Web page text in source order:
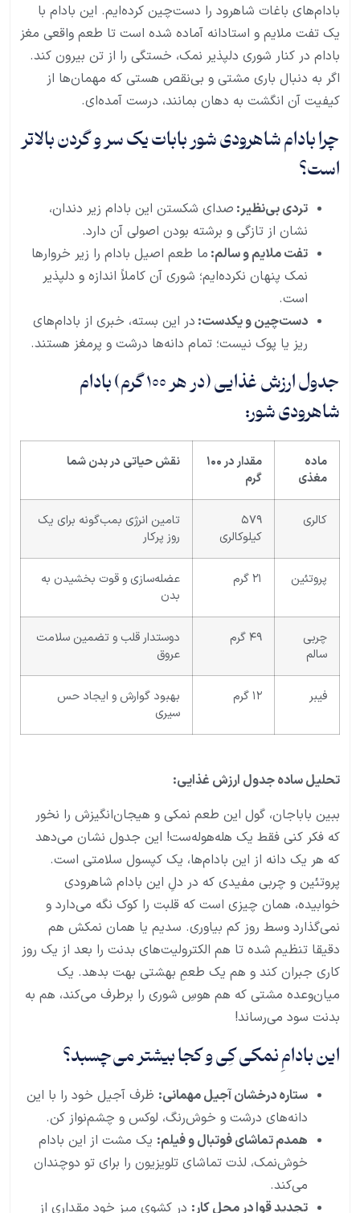
بادام‌های باغات شاهرود را دست‌چین کرده‌ایم. این بادام با
یک تفت ملایم و استادانه آماده شده است تا طعم واقعی مغز
بادام در کنار شوری دلپذیر نمک، خستگی را از تن بیرون کند.
اگر به دنبال باری مشتی و بی‌نقص هستی که مهمان‌ها از
کیفیت آن انگشت به دهان بمانند، درست آمده‌ای.
چرا بادام شاهرودی شور بابات یک سر و گردن بالاتر
است؟
تردی بی‌نظیر: صدای شکستن این بادام زیر دندان،
نشان از تازگی و برشته بودن اصولی آن دارد.
تفت ملایم و سالم: ما طعم اصیل بادام را زیر خروارها
نمک پنهان نکرده‌ایم؛ شوری آن کاملاً اندازه و دلپذیر
است.
دست‌چین و یکدست: در این بسته، خبری از بادام‌های
ریز یا پوک نیست؛ تمام دانه‌ها درشت و پرمغز هستند.
جدول ارزش غذایی (در هر ۱۰۰ گرم) بادام
شاهرودی شور:
ماده
مغذی
مقدار در ۱۰۰
گرم
نقش حیاتی در بدن شما
کالری
۵۷۹
کیلوکالری
تامین انرژی بمب‌گونه برای یک
روز پرکار
پروتئین ۲۱ گرم
عضله‌سازی و قوت بخشیدن به
بدن
چربی
سالم
۴۹ گرم
دوستدار قلب و تضمین سلامت
عروق
فیبر ۱۲ گرم
بهبود گوارش و ایجاد حس
سیری
تحلیل ساده جدول ارزش غذایی:
ببین باباجان، گول این طعم نمکی و هیجان‌انگیزش را نخور
که فکر کنی فقط یک هله‌هوله‌ست! این جدول نشان می‌دهد
که هر یک دانه از این بادام‌ها، یک کپسول سلامتی است.
پروتئین و چربی مفیدی که در دلِ این بادام شاهرودی
خوابیده، همان چیزی است که قلبت را کوک نگه می‌دارد و
نمی‌گذارد وسط روز کم بیاوری. سدیم یا همان نمکش هم
دقیقا تنظیم شده تا هم الکترولیت‌های بدنت را بعد از یک روز
کاری جبران کند و هم یک طعمِ بهشتی بهت بدهد. یک
میان‌وعده مشتی که هم هوسِ شوری را برطرف می‌کند، هم به
بدنت سود می‌رساند!
این بادامِ نمکی کِی و کجا بیشتر می‌چسبد؟
ستاره درخشان آجیل مهمانی: ظرف آجیل خود را با این
دانه‌های درشت و خوش‌رنگ، لوکس و چشم‌نواز کن.
همدم تماشای فوتبال و فیلم: یک مشت از این بادام
خوش‌نمک، لذت تماشای تلویزیون را برای تو دوچندان
می‌کند.
تجدید قوا در محل کار: در کشوی میز خود مقداری از